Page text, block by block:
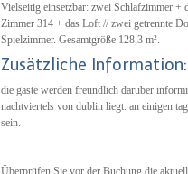
Vielseitig einsetzbar: zwei Schlafzimmer +
Zimmer 314 + das Loft // zwei getrennte
Spielzimmer. Gesamtgröße 128,3 m².
Zusätzliche Information:
die gäste werden freundlich darüber
nachtviertels von dublin liegt. an einigen
sein.